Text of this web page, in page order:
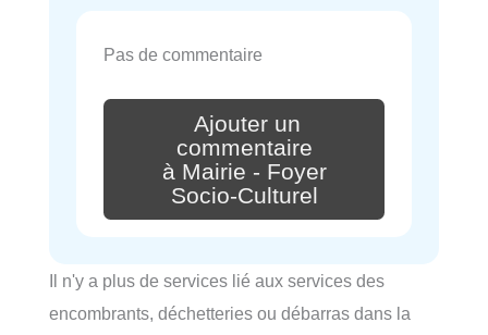
Pas de commentaire
Ajouter un
commentaire
à Mairie - Foyer
Socio-Culturel
Il n'y a plus de services lié aux services des
encombrants, déchetteries ou débarras dans la